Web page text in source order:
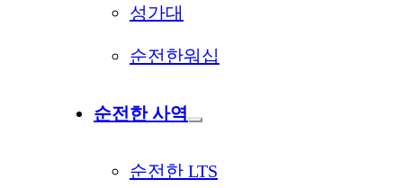
성가대
순전한워십
순전한 사역
순전한 LTS